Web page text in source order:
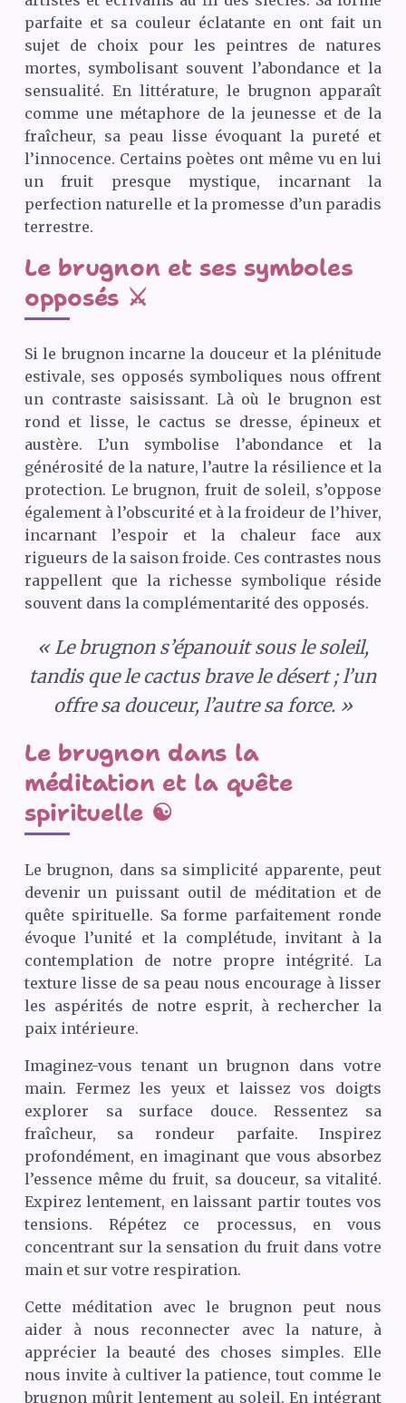
parfaite et sa couleur éclatante en ont fait un
sujet de choix pour les peintres de natures
mortes, symbolisant souvent l’abondance et la
sensualité. En littérature, le brugnon apparaît
comme une métaphore de la jeunesse et de la
fraîcheur, sa peau lisse évoquant la pureté et
l’innocence. Certains poètes ont même vu en lui
un fruit presque mystique, incarnant la
perfection naturelle et la promesse d’un paradis
terrestre.
Le brugnon et ses symboles
opposés ⚔️
Si le brugnon incarne la douceur et la plénitude
estivale, ses opposés symboliques nous offrent
un contraste saisissant. Là où le brugnon est
rond et lisse, le cactus se dresse, épineux et
austère. L’un symbolise l’abondance et la
générosité de la nature, l’autre la résilience et la
protection. Le brugnon, fruit de soleil, s’oppose
également à l’obscurité et à la froideur de l’hiver,
incarnant l’espoir et la chaleur face aux
rigueurs de la saison froide. Ces contrastes nous
rappellent que la richesse symbolique réside
souvent dans la complémentarité des opposés.
« Le brugnon s’épanouit sous le soleil,
tandis que le cactus brave le désert ; l’un
offre sa douceur, l’autre sa force. »
Le brugnon dans la
méditation et la quête
spirituelle ☯️
Le brugnon, dans sa simplicité apparente, peut
devenir un puissant outil de méditation et de
quête spirituelle. Sa forme parfaitement ronde
évoque l’unité et la complétude, invitant à la
contemplation de notre propre intégrité. La
texture lisse de sa peau nous encourage à lisser
les aspérités de notre esprit, à rechercher la
paix intérieure.
Imaginez-vous tenant un brugnon dans votre
main. Fermez les yeux et laissez vos doigts
explorer sa surface douce. Ressentez sa
fraîcheur, sa rondeur parfaite. Inspirez
profondément, en imaginant que vous absorbez
l’essence même du fruit, sa douceur, sa vitalité.
Expirez lentement, en laissant partir toutes vos
tensions. Répétez ce processus, en vous
concentrant sur la sensation du fruit dans votre
main et sur votre respiration.
Cette méditation avec le brugnon peut nous
aider à nous reconnecter avec la nature, à
apprécier la beauté des choses simples. Elle
nous invite à cultiver la patience, tout comme le
brugnon mûrit lentement au soleil. En intégrant